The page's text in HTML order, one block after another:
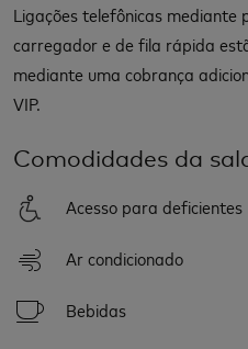
Ligações telefônicas mediante
carregador e de fila rápida
mediante uma cobrança
VIP.
Comodidades da
Acesso para deficientes
Ar condicionado
Bebidas